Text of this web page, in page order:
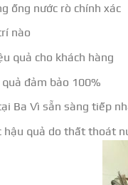
ống nước rò chính xác
nào
quả cho khách hàng
đảm bảo 100%
Ba Vì sẵn sàng tiếp
quả do thất thoát